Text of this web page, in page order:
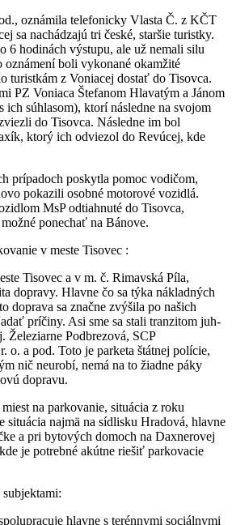
oznámila telefonicky Vlasta Č. z KČT
sa nachádzajú tri české, staršie turistky.
6 hodinách výstupu, ale už nemali silu
oznámení boli vykonané okamžité
turistkám z Voniacej dostať do Tisovca.
PZ Voniaca Štefanom Hlavatým a Jánom
ich súhlasom), ktorí následne na svojom
do Tisovca. Následne im bol
ktorý ich odviezol do Revúcej, kde
prípadoch poskytla pomoc vodičom,
pokazili osobné motorové vozidlá.
MsP odtiahnuté do Tisovca,
ponechať na Bánove.
v meste Tisovec :
Tisovec a v m. č. Rimavská Píla,
dopravy. Hlavne čo sa týka nákladných
doprava sa značne zvýšila po našich
príčiny. Asi sme sa stali tranzitom juh-
Železiarne Podbrezová, SCP
o. a pod. Toto je parketa štátnej polície,
nič neurobí, nemá na to žiadne páky
dopravu.
na parkovanie, situácia z roku
situácia najmä na sídlisku Hradová, hlavne
a pri bytových domoch na Daxnerovej
je potrebné akútne riešiť parkovacie
hlavne s terénnymi sociálnymi